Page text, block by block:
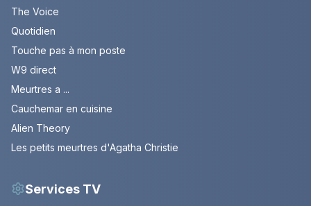
The Voice
Quotidien
Touche pas à mon poste
W9 direct
Meurtres a ...
Cauchemar en cuisine
Alien Theory
Les petits meurtres d'Agatha Christie
Services TV